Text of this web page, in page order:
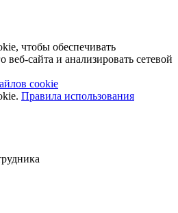
чтобы обеспечивать
сайта и анализировать сетевой
cookie
Правила использования